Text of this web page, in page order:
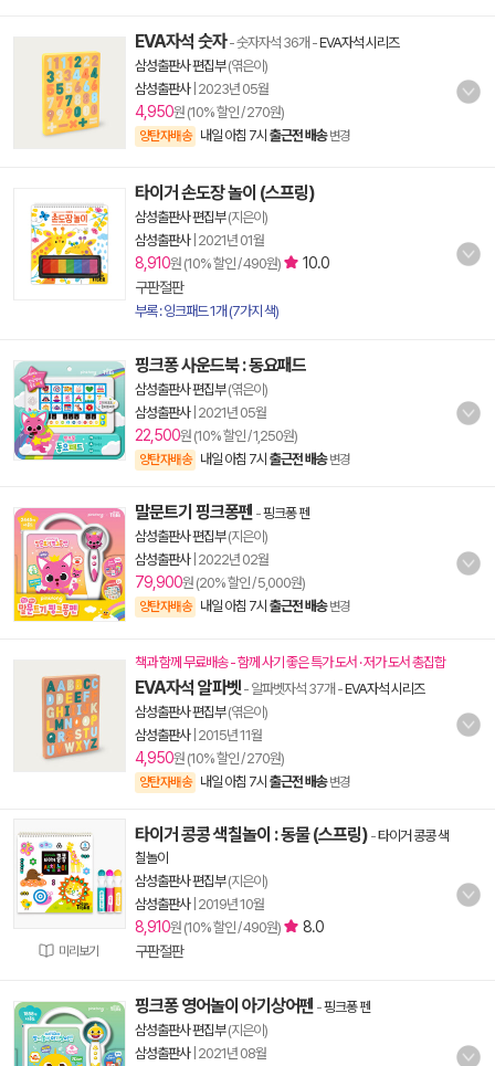
EVA자석 숫자- 숫자자석 36개 -EVA자석 시리즈
삼성출판사 편집부(엮은이)
삼성출판사| 2023년 05월
4,950원 (10% 할인 / 270원)
양탄자배송 내일 아침 7시 출근전 배송 변경
타이거 손도장 놀이 (스프링)
삼성출판사 편집부(지은이)
삼성출판사| 2021년 01월
8,910원 (10% 할인 / 490원)
10.0
구판절판
부록 : 잉크패드 1개 (7가지 색)
핑크퐁 사운드북 : 동요패드
삼성출판사 편집부(엮은이)
삼성출판사| 2021년 05월
22,500원 (10% 할인 / 1,250원)
양탄자배송 내일 아침 7시 출근전 배송 변경
말문트기 핑크퐁펜 -핑크퐁 펜
삼성출판사 편집부(지은이)
삼성출판사| 2022년 02월
79,900원 (20% 할인 / 5,000원)
양탄자배송 내일 아침 7시 출근전 배송 변경
책과 함께 무료배송 - 함께 사기 좋은 특가 도서 · 저가 도서 총집합
EVA자석 알파벳 - 알파벳자석 37개 -EVA자석 시리즈
삼성출판사 편집부(엮은이)
삼성출판사| 2015년 11월
4,950원 (10% 할인 / 270원)
양탄자배송 내일 아침 7시 출근전 배송 변경
미리보기
타이거 콩콩 색칠놀이 : 동물 (스프링) -타이거 콩콩 색
칠놀이
삼성출판사 편집부(지은이)
삼성출판사| 2019년 10월
8,910원 (10% 할인 / 490원)
8.0
구판절판
핑크퐁 영어놀이 아기상어펜 -핑크퐁 펜
삼성출판사 편집부(지은이)
삼성출판사| 2021년 08월